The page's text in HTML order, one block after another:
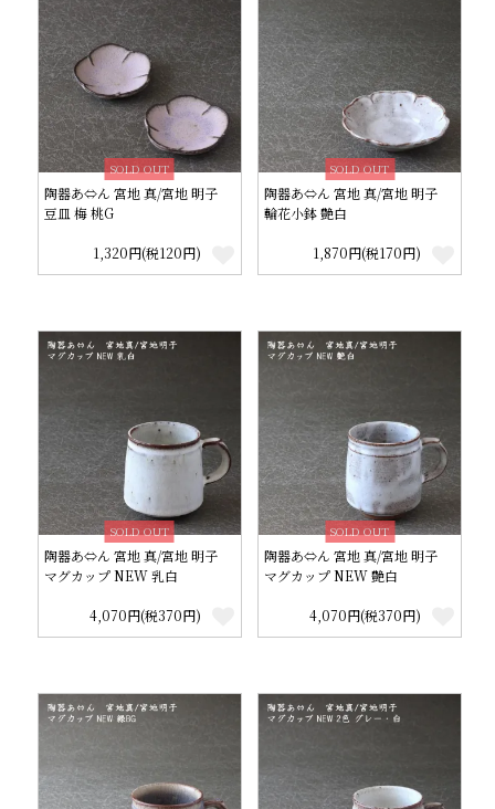
SOLD OUT
陶器あ⇔ん 宮地 真/宮地 明子
豆皿 梅 桃G
1,320円(税120円)
SOLD OUT
陶器あ⇔ん 宮地 真/宮地 明子
輪花小鉢 艶白
1,870円(税170円)
SOLD OUT
陶器あ⇔ん 宮地 真/宮地 明子
マグカップ NEW 乳白
4,070円(税370円)
SOLD OUT
陶器あ⇔ん 宮地 真/宮地 明子
マグカップ NEW 艶白
4,070円(税370円)